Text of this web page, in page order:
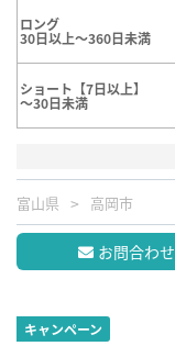
ロング
30日以上～360日未満
ショート【7日以上】
～30日未満
富山県 高岡市
お問合わせ
キャンペーン